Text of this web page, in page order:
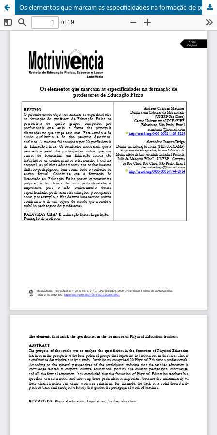
Os elementos que marcam as especificidades na formação de professores de Educação Física